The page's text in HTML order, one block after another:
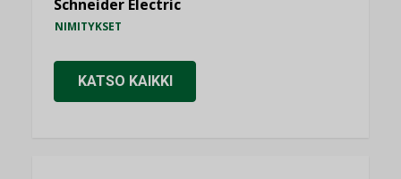
Schneider Electric
NIMITYKSET
KATSO KAIKKI